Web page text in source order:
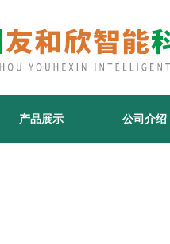
产品展示 公司介绍